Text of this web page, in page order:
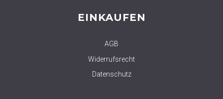
EINKAUFEN
AGB
Widerrufsrecht
Datenschutz